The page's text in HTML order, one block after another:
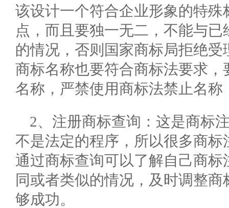
该设计一个符合企业形象的特
点，而且要独一无二，不能与
的情况，否则国家商标局拒绝
商标名称也要符合商标法要求
名称，严禁使用商标法禁止名
2、注册商标查询：这是商标
不是法定的程序，所以很多商
通过商标查询可以了解自己商
同或者类似的情况，及时调整
够成功。